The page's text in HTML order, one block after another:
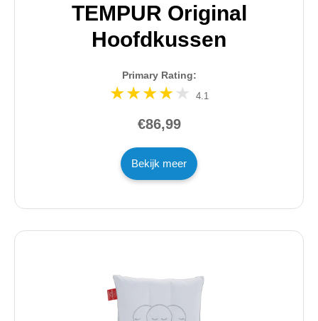
TEMPUR Original
Hoofdkussen
Primary Rating:
4.1
€86,99
Bekijk meer